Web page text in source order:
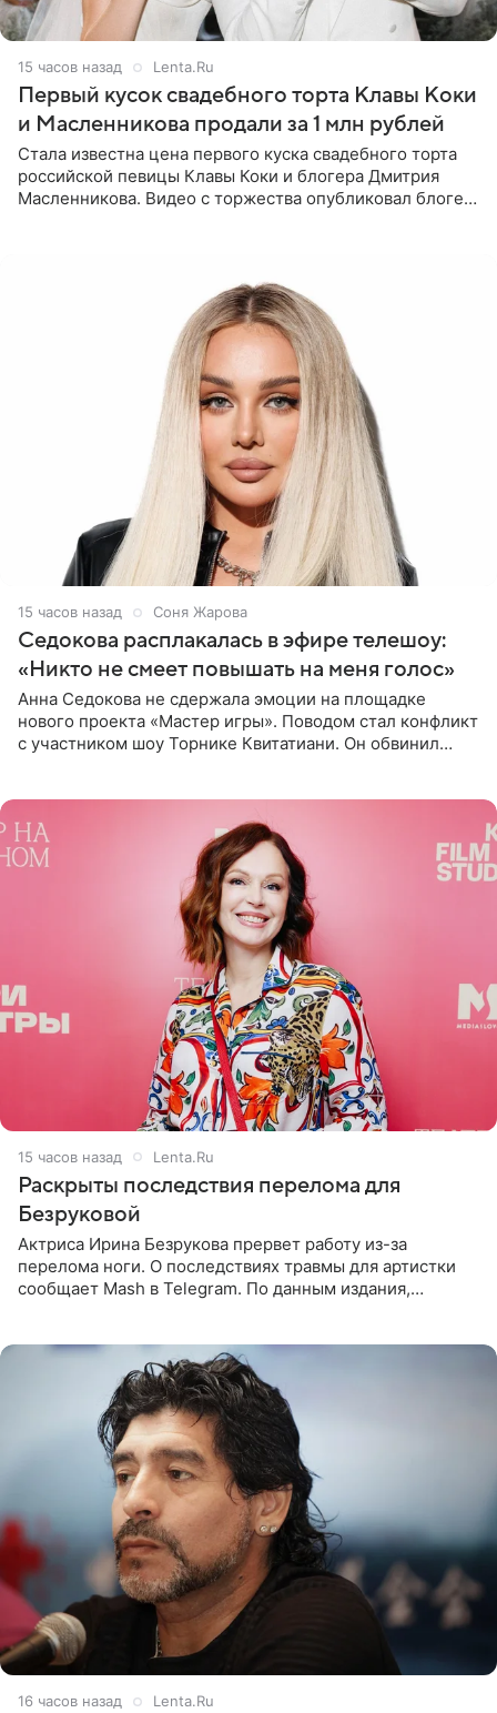
15 часов назад Lenta.Ru
Первый кусок свадебного торта Клавы Коки
и Масленникова продали за 1 млн рублей
Стала известна цена первого куска свадебного торта
российской певицы Клавы Коки и блогера Дмитрия
Масленникова. Видео с торжества опубликовал блогер
15 часов назад Соня Жарова
Седокова расплакалась в эфире телешоу:
«Никто не смеет повышать на меня голос»
Анна Седокова не сдержала эмоции на площадке
нового проекта «Мастер игры». Поводом стал конфликт
с участником шоу Торнике Квитатиани. Он обвинил
15 часов назад Lenta.Ru
Раскрыты последствия перелома для
Безруковой
Актриса Ирина Безрукова прервет работу из-за
перелома ноги. О последствиях травмы для артистки
сообщает Mash в Telegram. По данным издания,
16 часов назад Lenta.Ru